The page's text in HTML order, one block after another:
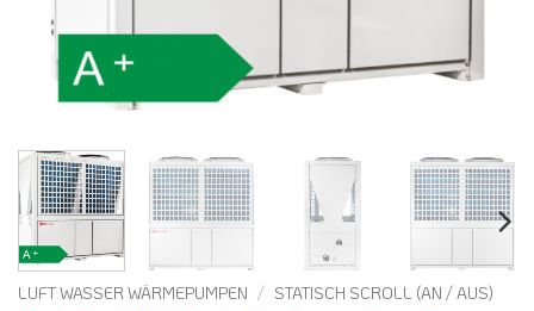
LUFT WASSER WÄRMEPUMPEN / STATISCH SCROLL (AN / AUS)